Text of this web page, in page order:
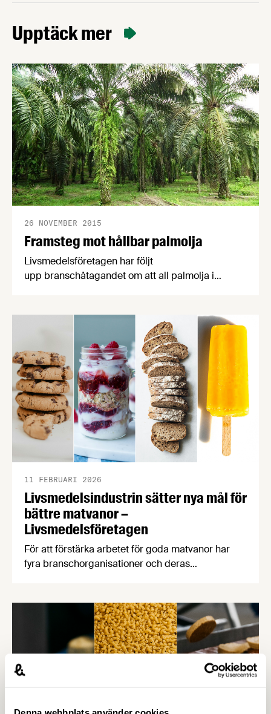
Upptäck mer
Framsteg mot hållbar palmolja
26 NOVEMBER 2015
Livsmedelsföretagen har följt
upp branschåtagandet om att all palmolja i
en rapport som presenterades på ett
palmoljeseminarium den 25 november.
Livsmedelsindustrin sätter nya mål för
bättre matvanor –
Livsmedelsföretagen
11 FEBRUARI 2026
För att förstärka arbetet för goda matvanor har
fyra branschorganisationer och deras
energimärkning. Först ut är sötade smaksatta
mjölkprodukter, matbröd, glass samt kaffebröd,
kex och kakor, och fler åtaganden kommer senare
i vår. Åtagandena är frivilliga och målen tar sikte